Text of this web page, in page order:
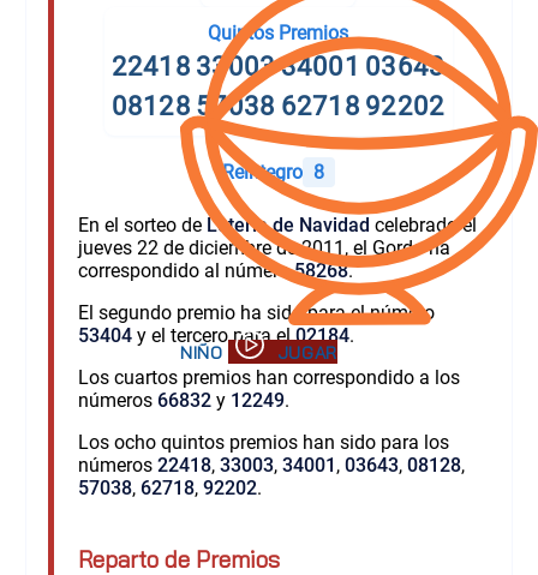
Quintos Premios
22418 3300334001 03643
08128 57038 62718 92202
Reintegro 8
En el sorteo de Lotería de Navidad celebrado el
jueves 22 de diciembre de 2011, el Gordo ha
correspondido al número58268.
El segundo premio ha sido para el número
53404y el tercero para el02184.
Los cuartos premios han correspondido a los
números 66832y 12249.
Los ocho quintos premios han sido para los
números 22418, 33003, 34001 , 03643, 08128,
57038, 62718, 92202.
Reparto de Premios